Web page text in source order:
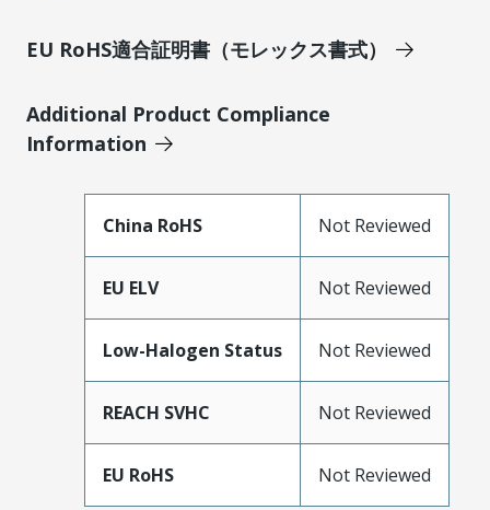
EU RoHS適合証明書（モレックス書式）
Additional Product Compliance
Information
China RoHS Not Reviewed
EU ELV Not Reviewed
Low-Halogen Status Not Reviewed
REACH SVHC Not Reviewed
EU RoHS Not Reviewed